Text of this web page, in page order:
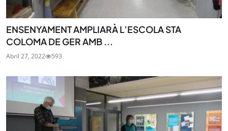
ENSENYAMENT AMPLIARÀ L’ESCOLA STA
COLOMA DE GER AMB ...
Abril 27, 2022 593